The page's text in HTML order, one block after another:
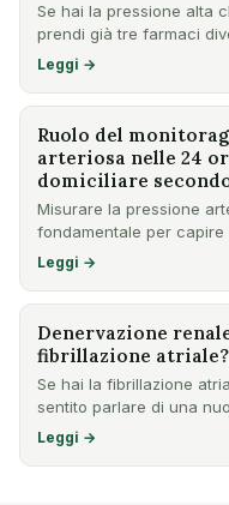
Se hai la pressione alta
prendi già tre farmaci
cap…
Leggi →
Ruolo del
arteriosa nelle 24
domiciliare
Misurare la pressione
fondamentale per
ipertensio…
Leggi →
Denervazione
fibrillazione atriale?
Se hai la fibrillazione
sentito parlare di una
Leggi →